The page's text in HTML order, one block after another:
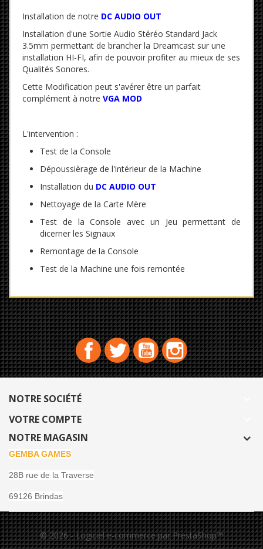
Installation de notre DC AUDIO OUT
Installation d'une Sortie Audio Stéréo Standard Jack
3.5mm permettant de brancher la Dreamcast sur une
installation HI-FI, afin de pouvoir profiter au mieux de ses
Qualités Sonores.
Cette Modification peut s'avérer être un parfait
complément à notre VGA MOD
L'intervention :
Test de la Console
Dépoussièrage de l'intérieur de la Machine
Installation du DC AUDIO OUT
Nettoyage de la Carte Mère
Test de la Console avec un Jeu permettant de
dicerner les Signaux
Remontage de la Console
Test de la Machine une fois remontée
FacebookTwitterYouTubeInstagram
NOTRE SOCIÉTÉ
VOTRE COMPTE
NOTRE MAGASIN
GEMBA GAMES
28B rue de la Traverse
69126 Brindas
© 2026 - Logiciel e-commerce par PrestaShop™